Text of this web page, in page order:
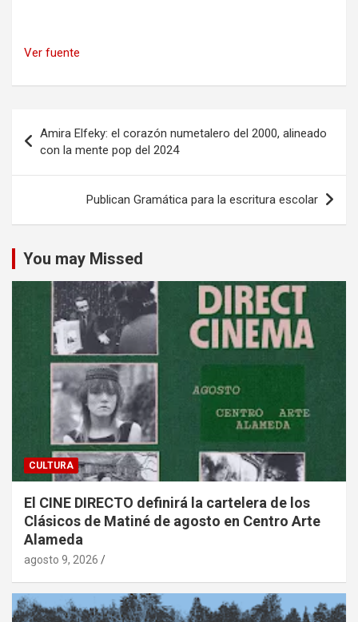
Ver fuente
de
entradas
Amira Elfeky: el corazón numetalero del 2000, alineado
con la mente pop del 2024
Publican Gramática para la escritura escolar
You may Missed
CULTURA
El CINE DIRECTO definirá la cartelera de los
Clásicos de Matiné de agosto en Centro Arte
Alameda
agosto 9, 2026